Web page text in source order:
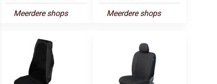
Meerdere shops
Meerdere shops